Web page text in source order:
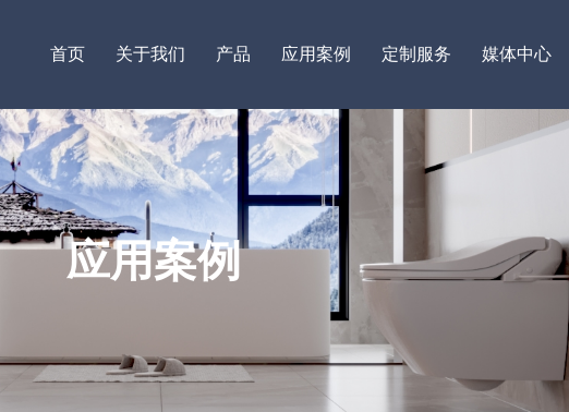
首页 关于我们 产品 应用案例 定制服务 媒体中心
应用案例